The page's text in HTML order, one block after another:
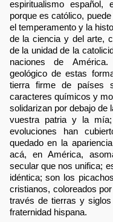
espiritualismo español,
porque es católico,
el temperamento y la
de la ciencia y del arte,
de la unidad de la
naciones de
geológico de estas
tierra firme de países
caracteres químicos y
solidarizan por debajo de
vuestra patria y la
evoluciones han
quedado en la
acá, en América,
secular que nos unifica;
idéntica; son los
cristianos, coloreados
través de tierras y
fraternidad hispana.